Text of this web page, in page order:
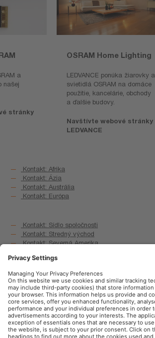
a
našej
stránky
OSRAM Home Lighting
LEDVANCE ponúka žiarovky a
svietidlá OSRAM na domáce
použitie, kancelárie, obchody
a ďalšie budovy.
Navštívte webové stránky
LEDVANCE
Kontakt: Afrika
Kontakt: Ázia
Kontakt: Austrália
Kontakt: Európa
Kontakt: Sídlo spoločnosti
Kontakt: Stredný východ
Kontakt: Severná Amerika
OSRAM na sociálnej sieti